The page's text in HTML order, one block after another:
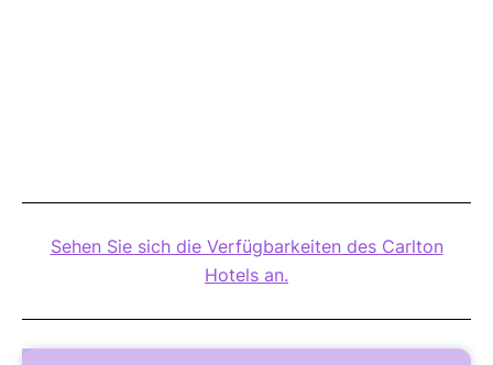
Sehen Sie sich die Verfügbarkeiten des Carlton
Hotels an.